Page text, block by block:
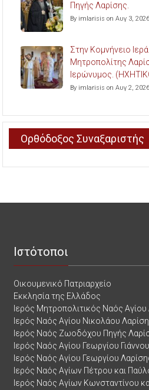
Πηγής Λαρίσης.
By imlarisis on Αυγ 3, 2026
Στην Κομνήνειο
Μητροπολίτης
Ιερώνυμος.
By imlarisis on Αυγ 2, 2026
Ορθόδοξος Συναξαριστής
Ιστότοποι
Οικουμενικό Πατριαρχείο
Εκκλησία της Ελλάδος
Ιερός Μητροπολιτικός Ναός Αγίου
Ιερός Ναός Αγίου Νικολάου
Ιερός Ναός Ζωοδόχου Πηγής
Ιερός Ναός Αγίου Γεωργίου
Ιερός Ναός Αγίου Γεωργίου
Ιερός Ναός Αγίων Πέτρου και
Ιερός Ναός Αγίων Κωνσταντίνου